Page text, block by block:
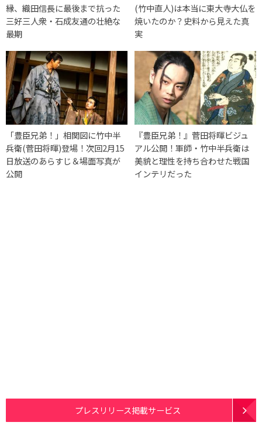
縁、織田信長に最後まで抗った
三好三人衆・石成友通の壮絶な
最期
(竹中直人)は本当に東大寺大仏を
焼いたのか？史料から見えた真
実
「豊臣兄弟！」相関図に竹中半
兵衛(菅田将暉)登場！次回2月15
日放送のあらすじ＆場面写真が
公開
『豊臣兄弟！』菅田将暉ビジュ
アル公開！軍師・竹中半兵衛は
美貌と理性を持ち合わせた戦国
インテリだった
プレスリリース掲載サービス